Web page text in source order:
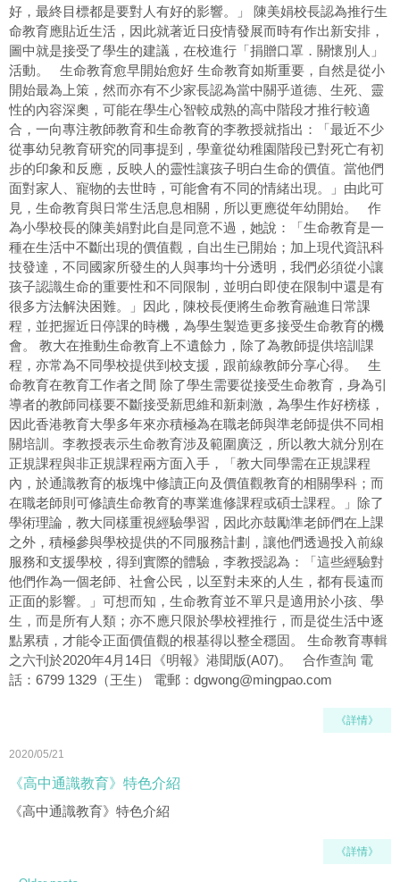
好，最終目標都是要對人有好的影響。」 陳美娟校長認為推行生
命教育應貼近生活，因此就著近日疫情發展而時有作出新安排，
圖中就是接受了學生的建議，在校進行「捐贈口罩．關懷別人」
活動。 生命教育愈早開始愈好 生命教育如斯重要，自然是從小
開始最為上策，然而亦有不少家長認為當中關乎道德、生死、靈
性的內容深奧，可能在學生心智較成熟的高中階段才推行較適
合，一向專注教師教育和生命教育的李教授就指出：「最近不少
從事幼兒教育研究的同事提到，學童從幼稚園階段已對死亡有初
步的印象和反應，反映人的靈性讓孩子明白生命的價值。當他們
面對家人、寵物的去世時，可能會有不同的情緒出現。」由此可
見，生命教育與日常生活息息相關，所以更應從年幼開始。 作
為小學校長的陳美娟對此自是同意不過，她說：「生命教育是一
種在生活中不斷出現的價值觀，自出生已開始；加上現代資訊科
技發達，不同國家所發生的人與事均十分透明，我們必須從小讓
孩子認識生命的重要性和不同限制，並明白即使在限制中還是有
很多方法解決困難。」因此，陳校長便將生命教育融進日常課
程，並把握近日停課的時機，為學生製造更多接受生命教育的機
會。 教大在推動生命教育上不遺餘力，除了為教師提供培訓課
程，亦常為不同學校提供到校支援，跟前線教師分享心得。 生
命教育在教育工作者之間 除了學生需要從接受生命教育，身為引
導者的教師同樣要不斷接受新思維和新刺激，為學生作好榜樣，
因此香港教育大學多年來亦積極為在職老師與準老師提供不同相
關培訓。李教授表示生命教育涉及範圍廣泛，所以教大就分別在
正規課程與非正規課程兩方面入手，「教大同學需在正規課程
內，於通識教育的板塊中修讀正向及價值觀教育的相關學科；而
在職老師則可修讀生命教育的專業進修課程或碩士課程。」除了
學術理論，教大同樣重視經驗學習，因此亦鼓勵準老師們在上課
之外，積極參與學校提供的不同服務計劃，讓他們透過投入前線
服務和支援學校，得到實際的體驗，李教授認為：「這些經驗對
他們作為一個老師、社會公民，以至對未來的人生，都有長遠而
正面的影響。」可想而知，生命教育並不單只是適用於小孩、學
生，而是所有人類；亦不應只限於學校裡推行，而是從生活中逐
點累積，才能令正面價值觀的根基得以整全穩固。 生命教育專輯
之六刊於2020年4月14日《明報》港聞版(A07)。 合作查詢 電
話：6799 1329（王生） 電郵：dgwong@mingpao.com
《詳情》
2020/05/21
《高中通識教育》特色介紹
《高中通識教育》特色介紹
《詳情》